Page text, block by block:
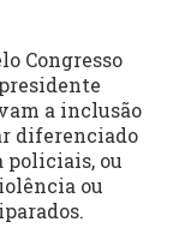
Congresso
a inclusão
diferenciado
policiais, ou
ou